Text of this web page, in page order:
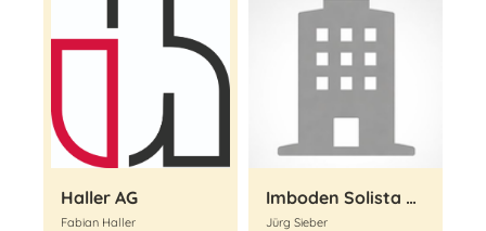
Haller AG
Fabian Haller
Imboden Solista AG
Jürg Sieber